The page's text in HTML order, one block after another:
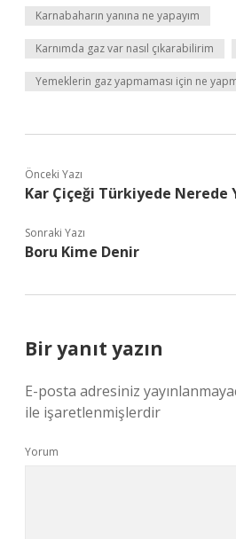
Karnabaharın yanına ne yapayım
Karnımda gaz var nasıl çıkarabilirim
Yemeklerin gaz yapmaması için ne
Önceki Yazı
Kar Çiçeği Türkiyede Nerede
Sonraki Yazı
Boru Kime Denir
Bir yanıt yazın
E-posta adresiniz
ile işaretlenmişlerdir
Yorum